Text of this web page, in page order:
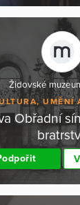
Židovské
UMĚNÍ
Obřadní